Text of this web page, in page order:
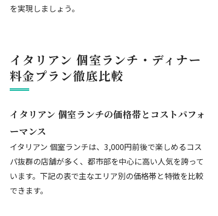
を実現しましょう。
イタリアン 個室ランチ・ディナー
料金プラン徹底比較
イタリアン 個室ランチの価格帯とコストパフォ
ーマンス
イタリアン 個室ランチは、3,000円前後で楽しめるコス
パ抜群の店舗が多く、都市部を中心に高い人気を誇って
います。下記の表で主なエリア別の価格帯と特徴を比較
できます。